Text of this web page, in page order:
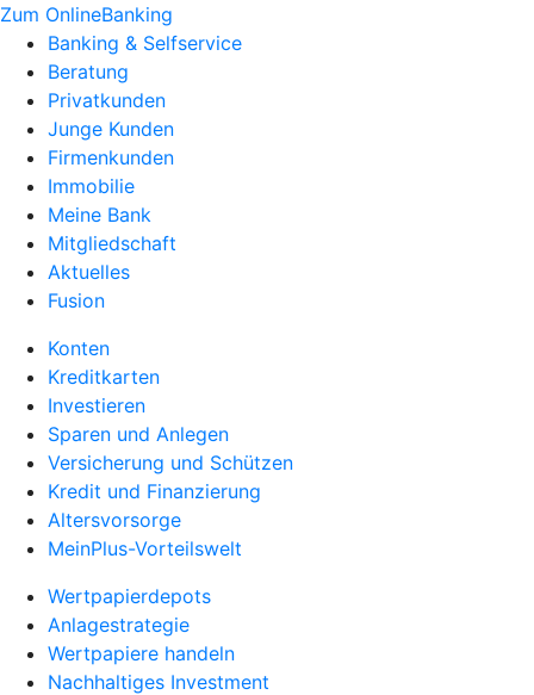
Zum OnlineBanking
Banking & Selfservice
Beratung
Privatkunden
Junge Kunden
Firmenkunden
Immobilie
Meine Bank
Mitgliedschaft
Aktuelles
Fusion
Konten
Kreditkarten
Investieren
Sparen und Anlegen
Versicherung und Schützen
Kredit und Finanzierung
Altersvorsorge
MeinPlus-Vorteilswelt
Wertpapierdepots
Anlagestrategie
Wertpapiere handeln
Nachhaltiges Investment